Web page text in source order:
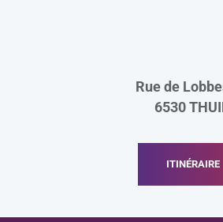
Rue de
6530
ITINÉRAIRE